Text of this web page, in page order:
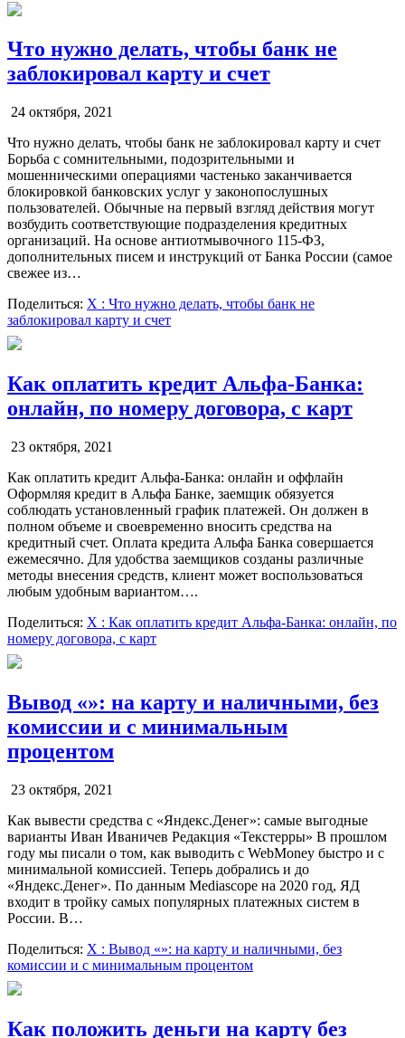
Что нужно делать, чтобы банк не
заблокировал карту и счет
24 октября, 2021
Что нужно делать, чтобы банк не заблокировал карту и счет
Борьба с сомнительными, подозрительными и
мошенническими операциями частенько заканчивается
блокировкой банковских услуг у законопослушных
пользователей. Обычные на первый взгляд действия могут
возбудить соответствующие подразделения кредитных
организаций. На основе антиотмывочного 115-ФЗ,
дополнительных писем и инструкций от Банка России (самое
свежее из…
Поделиться: X : Что нужно делать, чтобы банк не
заблокировал карту и счет
Как оплатить кредит Альфа-Банка:
онлайн, по номеру договора, с карт
23 октября, 2021
Как оплатить кредит Альфа-Банка: онлайн и оффлайн
Оформляя кредит в Альфа Банке, заемщик обязуется
соблюдать установленный график платежей. Он должен в
полном объеме и своевременно вносить средства на
кредитный счет. Оплата кредита Альфа Банка совершается
ежемесячно. Для удобства заемщиков созданы различные
методы внесения средств, клиент может воспользоваться
любым удобным вариантом….
Поделиться: X : Как оплатить кредит Альфа-Банка: онлайн, по
номеру договора, с карт
Вывод «»: на карту и наличными, без
комиссии и с минимальным
процентом
23 октября, 2021
Как вывести средства с «Яндекс.Денег»: самые выгодные
варианты Иван Иваничев Редакция «Текстерры» В прошлом
году мы писали о том, как выводить с WebMoney быстро и с
минимальной комиссией. Теперь добрались и до
«Яндекс.Денег». По данным Mediascope на 2020 год, ЯД
входит в тройку самых популярных платежных систем в
России. В…
Поделиться: X : Вывод «»: на карту и наличными, без
комиссии и с минимальным процентом
Как положить деньги на карту без